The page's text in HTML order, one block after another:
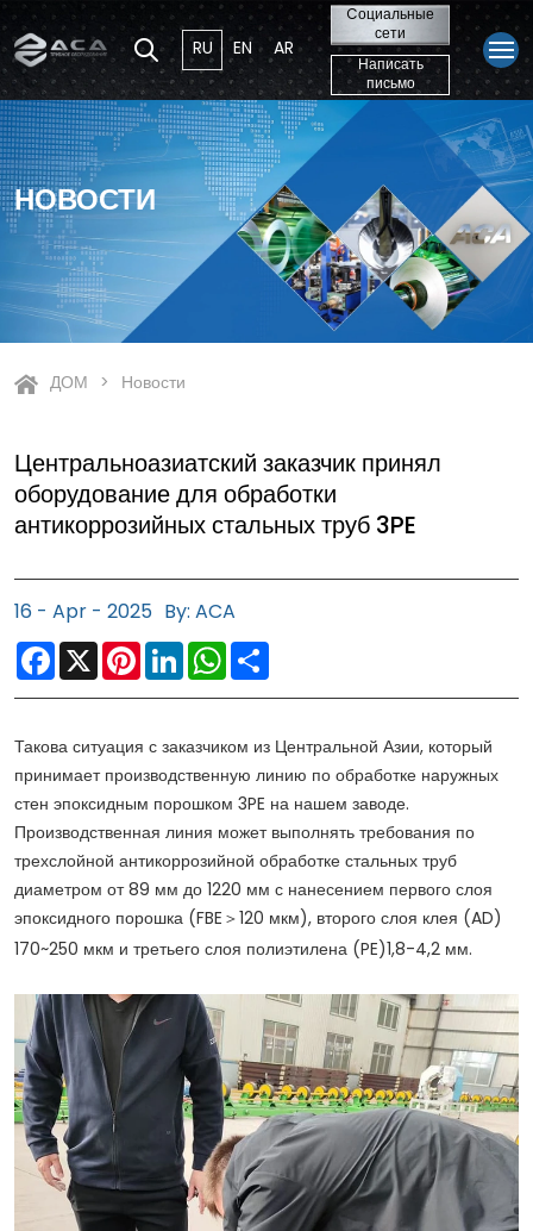
RU EN AR
Cоциальные
сети
Написать
письмо
НОВОСТИ
ДОМ Новости
Центральноазиатский заказчик принял
оборудование для обработки
антикоррозийных стальных труб 3PE
16 - Apr - 2025 By: ACA
Facebook
X PinterestLinkedInWhatsApp
Такова ситуация с заказчиком из Центральной Азии, который
принимает производственную линию по обработке наружных
стен эпоксидным порошком 3PE на нашем заводе.
Производственная линия может выполнять требования по
трехслойной антикоррозийной обработке стальных труб
диаметром от 89 мм до 1220 мм с нанесением первого слоя
эпоксидного порошка (FBE＞120 мкм), второго слоя клея (AD)
170~250 мкм и третьего слоя полиэтилена (PE)1,8-4,2 мм.